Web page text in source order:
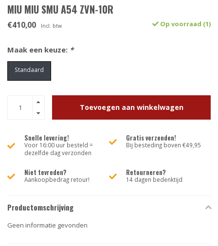
MIU MIU SMU A54 ZVN-10R
€410,00 Incl. btw Op voorraad (1)
Maak een keuze: *
Standaard
Toevoegen aan winkelwagen
Snelle levering!
Voor 16:00 uur besteld =
dezelfde dag verzonden
Gratis verzenden!
Bij besteding boven €49,95
Niet tevreden?
Aankoopbedrag retour!
Retourneren?
14 dagen bedenktijd
Productomschrijving
Geen informatie gevonden